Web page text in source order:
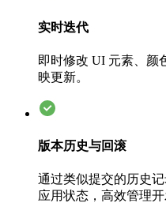
实时迭代
即时修改 UI 元素、颜
映更新。
版本历史与回滚
通过类似提交的历史
应用状态，高效管理开